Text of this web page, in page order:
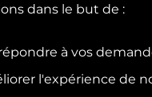
dans le but de :
à vos
l'expérience de